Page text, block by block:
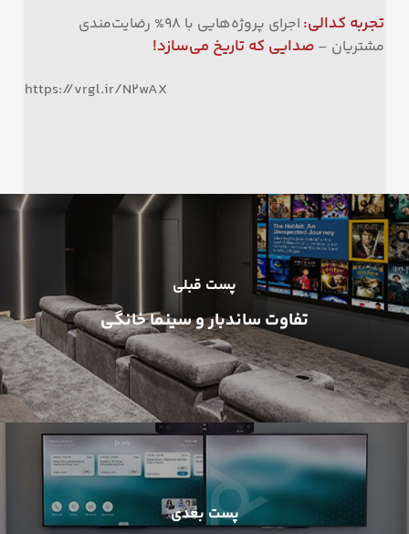
تجربه کدالی:
اجرای پروژه‌هایی با ۹۸% رضایت‌مندی
مشتریان – صدایی که تاریخ می‌سازد!
https://vrgl.ir/N2wAX
پست قبلی
تفاوت ساندبار و سینما خانگی
پست بعدی